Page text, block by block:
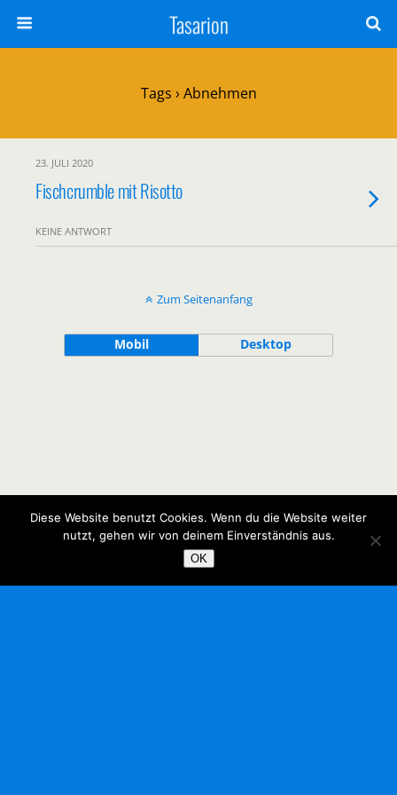
Tasarion
Tags › Abnehmen
23. JULI 2020
Fischcrumble mit Risotto
KEINE ANTWORT
Zum Seitenanfang
Mobil Desktop
Diese Website benutzt Cookies. Wenn du die Website weiter
nutzt, gehen wir von deinem Einverständnis aus.
OK